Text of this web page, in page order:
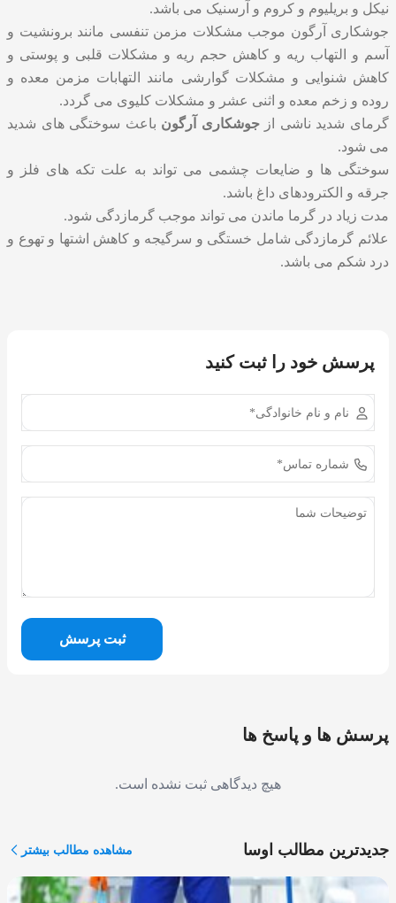
نیکل و بریلیوم و کروم و آرسنیک می باشد.
جوشکاری آرگون موجب مشکلات مزمن تنفسی مانند برونشیت و
آسم و التهاب ریه و کاهش حجم ریه و مشکلات قلبی و پوستی و
کاهش شنوایی و مشکلات گوارشی مانند التهابات مزمن معده و
روده و زخم معده و اثنی عشر و مشکلات کلیوی می گردد.
گرمای شدید ناشی ازجوشکاری آرگون باعث سوختگی های شدید
می شود.
سوختگی ها و ضایعات چشمی می تواند به علت تکه های فلز و
جرقه و الکترودهای داغ باشد.
مدت زیاد در گرما ماندن می تواند موجب گرمازدگی شود.
علائم گرمازدگی شامل خستگی و سرگیجه و کاهش اشتها و تهوع و
درد شکم می باشد.
پرسش خود را ثبت کنید
ثبت پرسش
پرسش ها و پاسخ ها
هیچ دیدگاهی ثبت نشده است.
جدیدترین مطالب اوسا مشاهده مطالب بیشتر